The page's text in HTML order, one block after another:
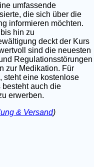
umfassende
die sich über die
informieren möchten.
hin zu
deckt der Kurs
sind die neuesten
Regulationsstörungen
zur Medikation. Für
steht eine kostenlose
auch die
erwerben.
& Versand)